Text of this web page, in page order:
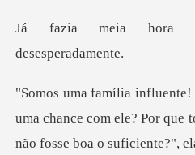
uma chance com ele? Por que